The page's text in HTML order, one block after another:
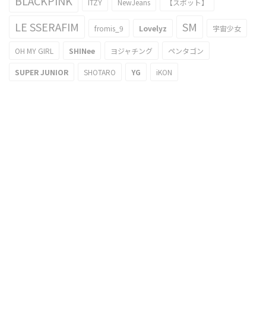
LE SSERAFIM fromis_9 Lovelyz SM 宇宙少女
OH MY GIRL SHINee ヨジャチング ペンタゴン
SUPER JUNIOR SHOTARO YG iKON